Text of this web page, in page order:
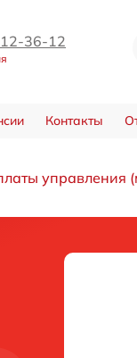
36-12
Контакты
управления